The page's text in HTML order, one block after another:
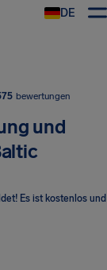
DE
bewertungen
und
Es ist kostenlos und